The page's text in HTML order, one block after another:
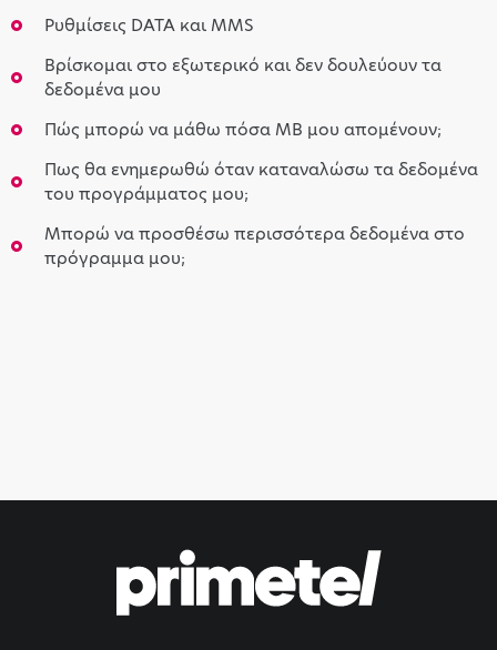
Ρυθμίσεις DATA και MMS
Βρίσκομαι στο εξωτερικό και δεν δουλεύουν τα
δεδομένα μου
Πώς μπορώ να μάθω πόσα MB μου απομένουν;
Πως θα ενημερωθώ όταν καταναλώσω τα δεδομένα
του προγράμματος μου;
Μπορώ να προσθέσω περισσότερα δεδομένα στο
πρόγραμμα μου;